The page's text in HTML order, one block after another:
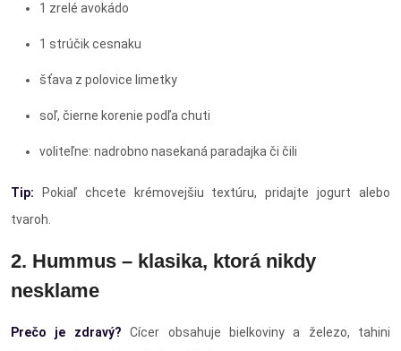
1 zrelé avokádo
1 strúčik cesnaku
šťava z polovice limetky
soľ, čierne korenie podľa chuti
voliteľne: nadrobno nasekaná paradajka či čili
Tip: Pokiaľ chcete krémovejšiu textúru, pridajte jogurt alebo
tvaroh.
2. Hummus – klasika, ktorá nikdy
nesklame
Prečo je zdravý? Cícer obsahuje bielkoviny a železo, tahini